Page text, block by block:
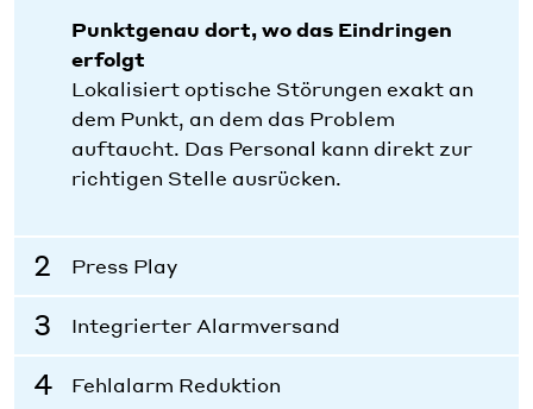
Punktgenau dort, wo das Eindringen
erfolgt
Lokalisiert optische Störungen exakt an
dem Punkt, an dem das Problem
auftaucht. Das Personal kann direkt zur
richtigen Stelle ausrücken.
Press Play
Integrierter Alarmversand
Fehlalarm Reduktion